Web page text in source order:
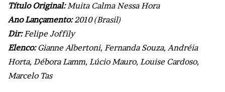
Título Original:Muita Calma Nessa Hora
Ano Lançamento:2010 (Brasil)
Dir:Felipe Joffily
Elenco: Gianne Albertoni, Fernanda Souza, Andréia
Horta, Débora Lamm, Lúcio Mauro, Louise Cardoso,
Marcelo Tas